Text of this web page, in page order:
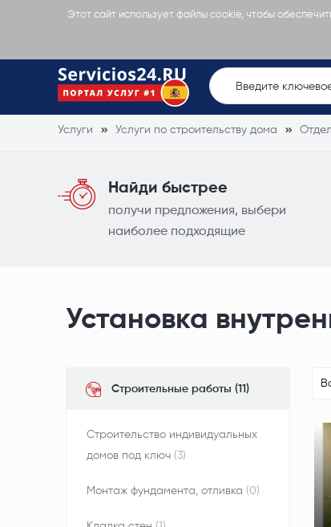
Этот сайт использует файлы cookie, чтобы
Услуги Услуги по строительству дома
Найди быстрее
получи предложения, выбери
наиболее подходящие
Установка
Строительные работы (11)
Строительство индивидуальных
домов под ключ (3)
Монтаж фундамента, отливка (0)